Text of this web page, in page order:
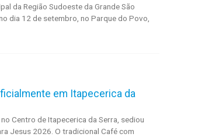
da Região Sudoeste da Grande São
dia 12 de setembro, no Parque do Povo,
em Itapecerica da
Centro de Itapecerica da Serra, sediou
Jesus 2026. O tradicional Café com